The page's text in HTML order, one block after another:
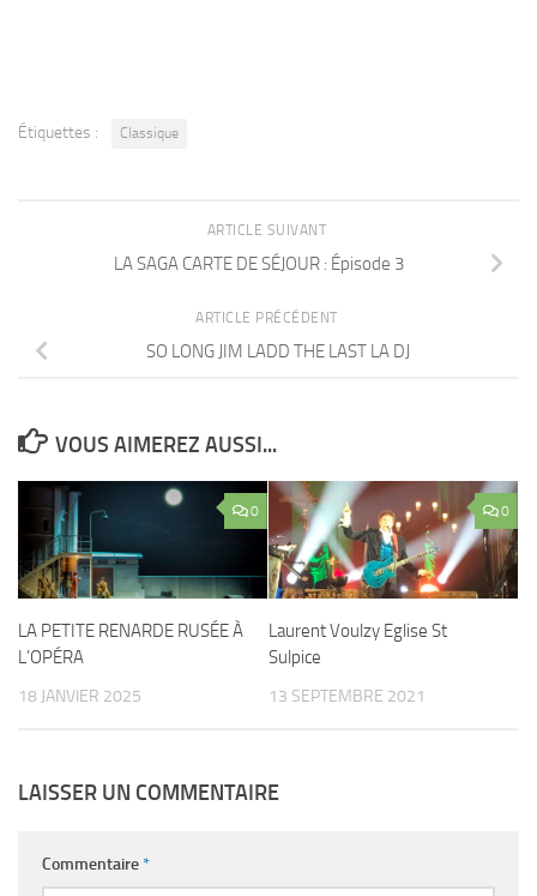
Étiquettes : Classique
ARTICLE SUIVANT
LA SAGA CARTE DE SÉJOUR : Épisode 3
ARTICLE PRÉCÉDENT
SO LONG JIM LADD THE LAST LA DJ
VOUS AIMEREZ AUSSI...
0
LA PETITE RENARDE RUSÉE À
L’OPÉRA
18 JANVIER 2025
0
Laurent Voulzy Eglise St
Sulpice
13 SEPTEMBRE 2021
LAISSER UN COMMENTAIRE
Commentaire*